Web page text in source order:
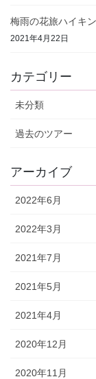
梅雨の花旅ハイキ
2021年4月22日
カテゴリー
未分類
過去のツアー
アーカイブ
2022年6月
2022年3月
2021年7月
2021年5月
2021年4月
2020年12月
2020年11月